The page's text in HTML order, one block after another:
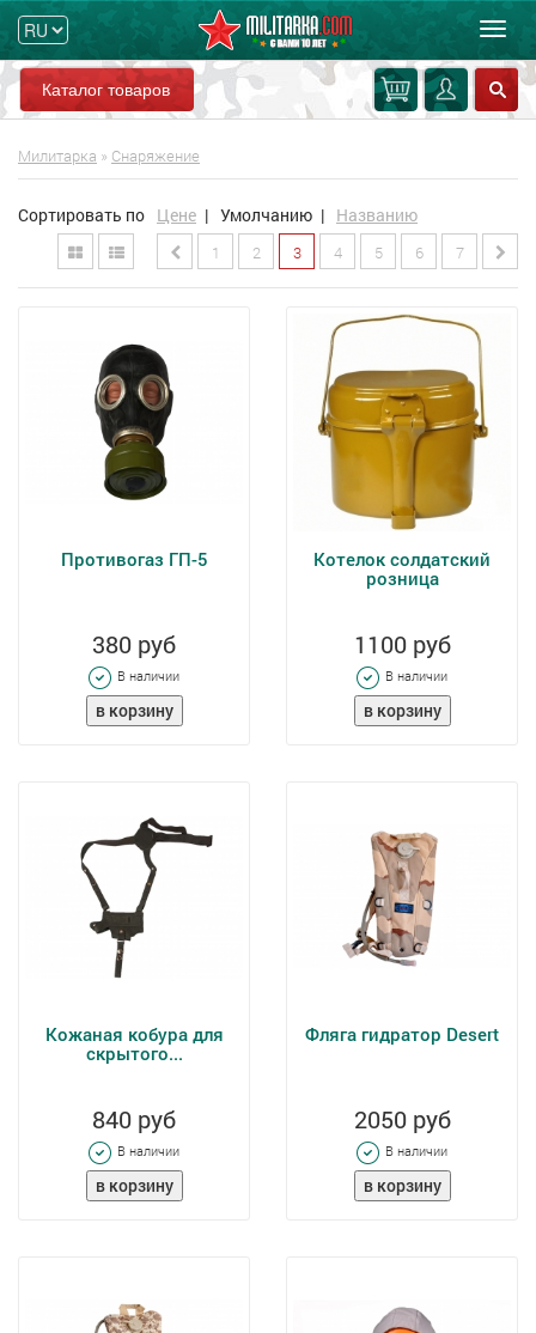
Каталог товаров
Милитарка » Снаряжение
Сортировать по Цене | Умолчанию | Названию
1 2 3 4 5 6 7
Противогаз ГП-5
380 руб
В наличии
Котелок солдатский
розница
1100 руб
В наличии
Кожаная кобура для
скрытого...
840 руб
В наличии
Фляга гидратор Desert
2050 руб
В наличии